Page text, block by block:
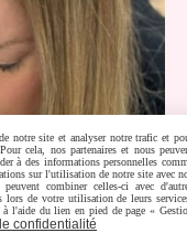
notre site et analyser notre trafic et
cela, nos partenaires et nous
à des informations personnelles
sur l'utilisation de notre site avec
combiner celles-ci avec
lors de votre utilisation de leurs
l'aide du lien en pied de page «
confidentialité